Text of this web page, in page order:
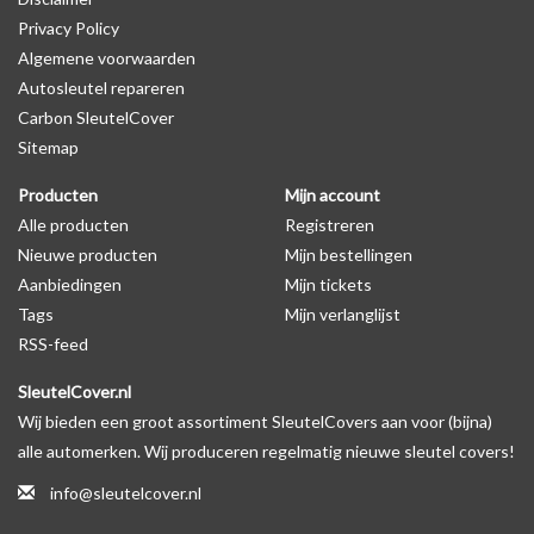
Levering
Voor 16:00 besteld = Dezelfde dag verzonden
Verzending naar België: 1/3 werkdagen
Merk: SleutelCover
Geschikt voor: Volkswagen
Gewicht: 20g
Materiaal: Siliconen
Geschikt voor o.a. de volgende modellen:
* Afhankelijk van het bouwjaar
* Controleer
altijd alsnog eerst uw model sleutel met het
Privacy Policy
Algemene voorwaarden
Autosleutel repareren
Carbon SleutelCover
Sitemap
Producten
Alle producten
Nieuwe producten
Aanbiedingen
Tags
RSS-feed
Mijn account
Registreren
Mijn bestellingen
Mijn tickets
Mijn verlanglijst
SleutelCover.nl
Wij bieden een groot assortiment SleutelCovers aan voor (bijna)
alle automerken. Wij produceren regelmatig nieuwe sleutel covers!
info@sleutelcover.nl